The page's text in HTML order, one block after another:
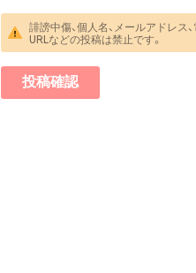
誹謗中傷、個人名、メールアドレス、
URLなどの投稿は禁止です。